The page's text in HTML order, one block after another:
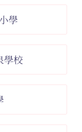
學
學校